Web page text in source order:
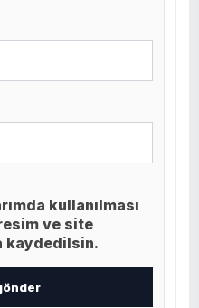
kullanılması
ve site
kaydedilsin.